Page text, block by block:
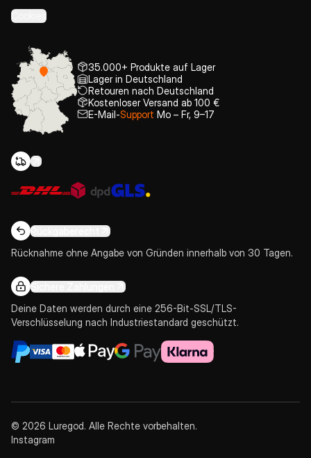
Cookies
35.000+ Produkte auf Lager
Lager in Deutschland
Retouren nach Deutschland
Kostenloser Versand ab 100 €
E-Mail-Support Mo – Fr, 9–17
Rückgaberecht
Rücknahme ohne Angabe von Gründen innerhalb von 30 Tagen.
Sichere Zahlungen
Deine Daten werden durch eine 256-Bit-SSL/TLS-
Verschlüsselung nach Industriestandard geschützt.
© 2026 Luregod. Alle Rechte vorbehalten.
Instagram